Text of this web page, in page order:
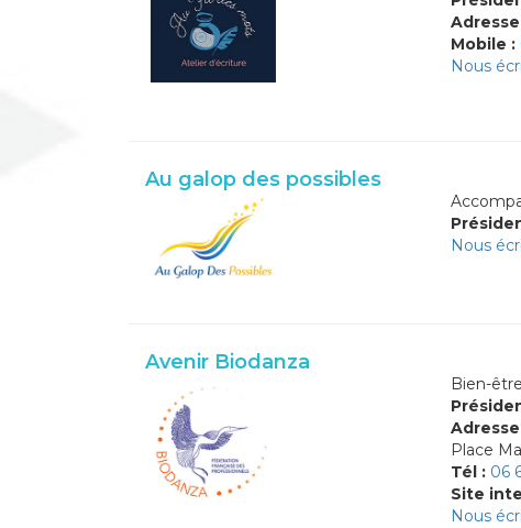
Mobile :
Nous
Au galop des possibles
Nous
Avenir Biodanza
Bien-
Place
Tél : 06
Site
Nous